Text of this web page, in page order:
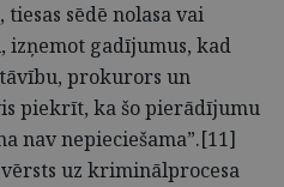
sēdē nolasa vai
izņemot gadījumus, kad
prokurors un
piekrīt, ka šo pierādījumu
nav nepieciešama”.[11]
uz kriminālprocesa